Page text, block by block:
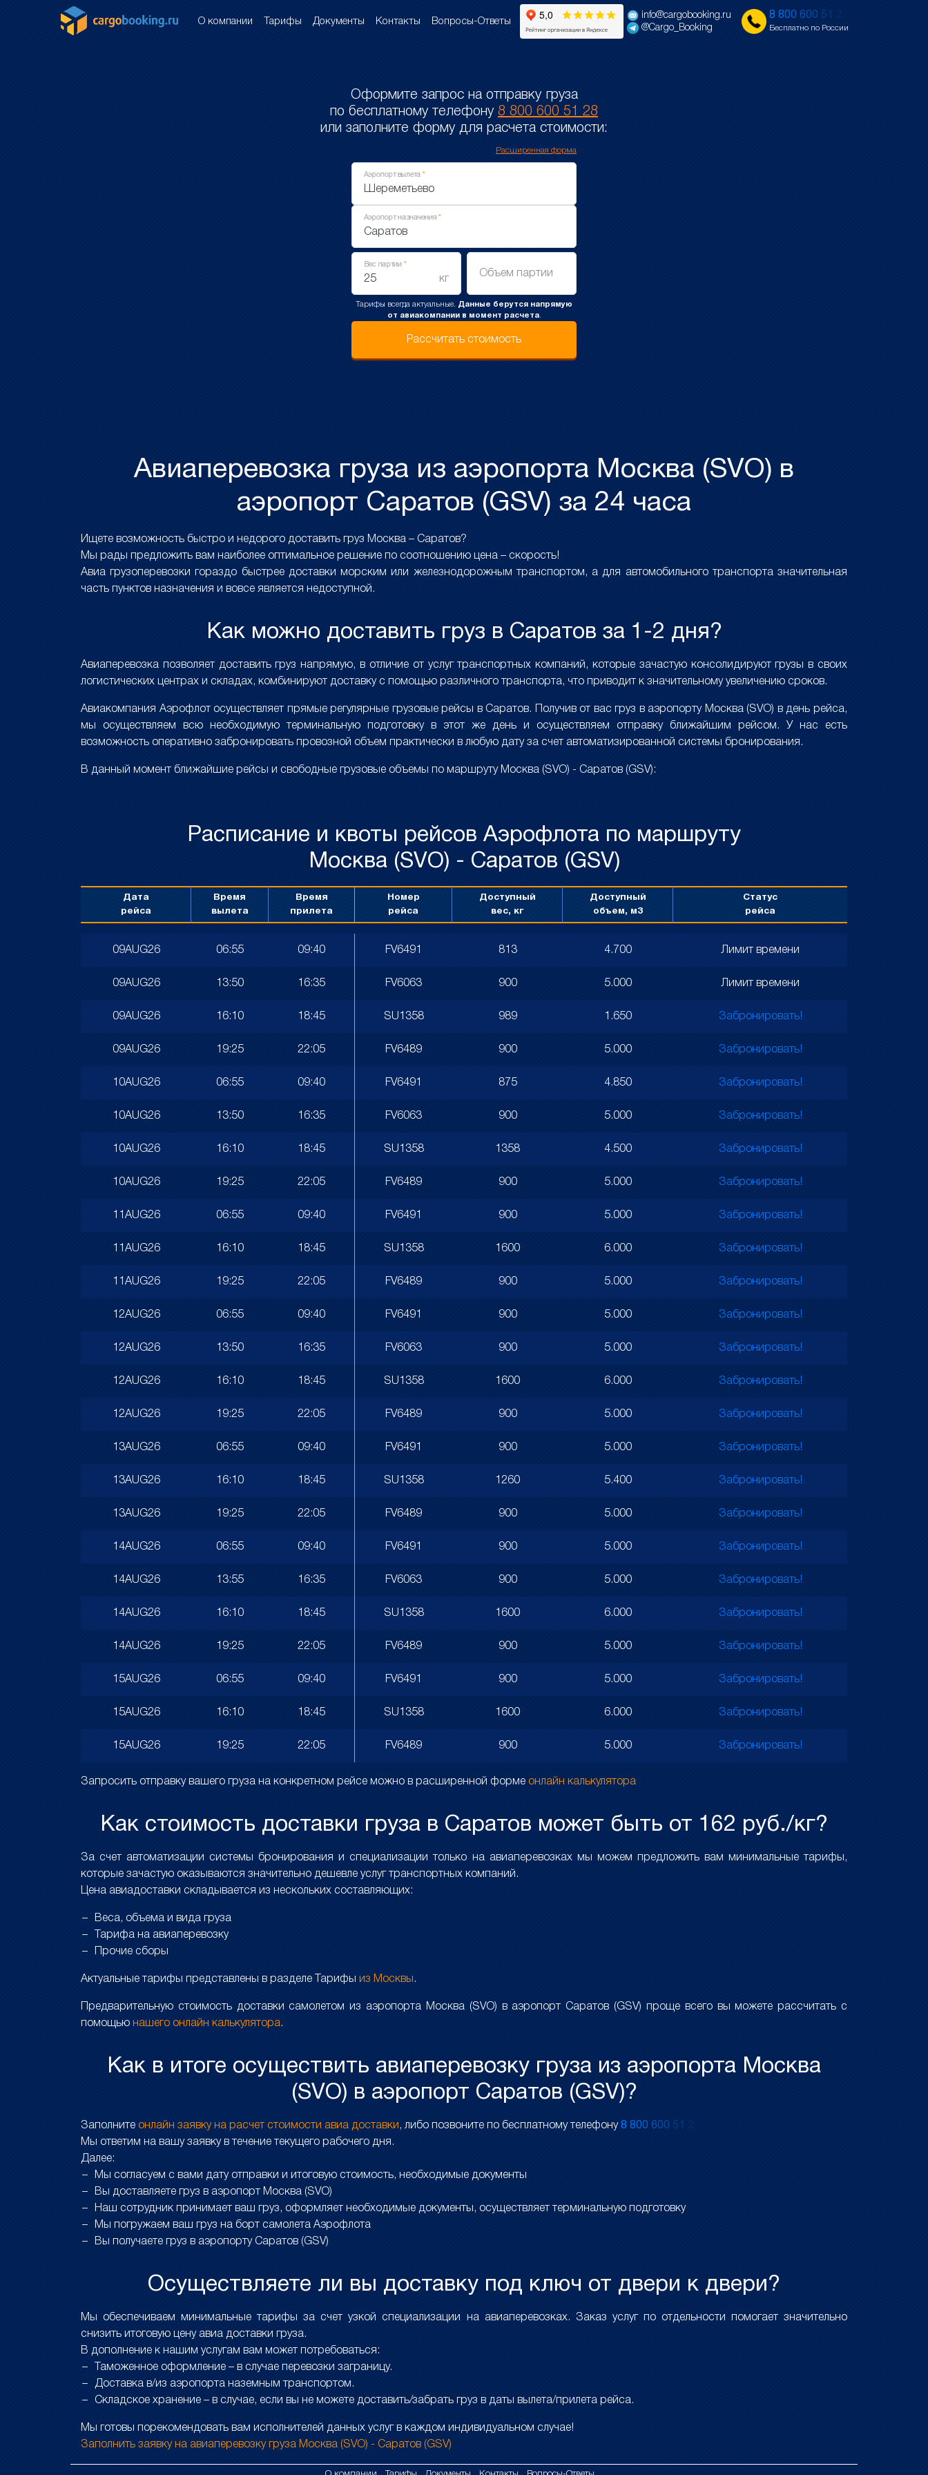
О компании Тарифы Документы Контакты Вопросы-Ответы
info@cargobooking.ru
@Cargo_Booking
8 800 600 5 1 2
Бесплатно по России
Оформите запрос на отправку груза
по бесплатному телефону 8 800 600 51 28
или заполните форму для расчета стоимости:
Расширенная форма
Аэропорт вылета
Аэропорт назначения
Вес партии
кг
Объем партии
Тарифы всегда актуальные. Данные берутся напрямую
от авиакомпании в момент расчета.
Рассчитать стоимость
Авиаперевозка груза из аэропорта Москва (SVO) в
аэропорт Саратов (GSV) за 24 часа
Ищете возможность быстро и недорого доставить груз Москва – Саратов?
Мы рады предложить вам наиболее оптимальное решение по соотношению цена – скорость!
Авиа грузоперевозки гораздо быстрее доставки морским или железнодорожным транспортом, а для автомобильного транспорта значительная
часть пунктов назначения и вовсе является недоступной.
Как можно доставить груз в Саратов за 1-2 дня?
Авиаперевозка позволяет доставить груз напрямую, в отличие от услуг транспортных компаний, которые зачастую консолидируют грузы в своих
логистических центрах и складах, комбинируют доставку с помощью различного транспорта, что приводит к значительному увеличению сроков.
Авиакомпания Аэрофлот осуществляет прямые регулярные грузовые рейсы в Саратов. Получив от вас груз в аэропорту Москва (SVO) в день рейса,
мы осуществляем всю необходимую терминальную подготовку в этот же день и осуществляем отправку ближайшим рейсом. У нас есть
возможность оперативно забронировать провозной объем практически в любую дату за счет автоматизированной системы бронирования.
В данный момент ближайшие рейсы и свободные грузовые объемы по маршруту Москва (SVO) - Саратов (GSV):
Расписание и квоты рейсов Аэрофлота по маршруту
Москва (SVO) - Саратов (GSV)
Дата
рейса
Время
вылета
Время
прилета
Номер
рейса
Доступный
вес, кг
Доступный
объем, м3
Статус
рейса
09AUG26 06:55 09:40 FV6491 813 4.700 Лимит времени
09AUG26 13:50 16:35 FV6063 900 5.000 Лимит времени
09AUG26 16:10 18:45 SU1358 989 1.650 Забронировать!
09AUG26 19:25 22:05 FV6489 900 5.000 Забронировать!
10AUG26 06:55 09:40 FV6491 875 4.850 Забронировать!
10AUG26 13:50 16:35 FV6063 900 5.000 Забронировать!
10AUG26 16:10 18:45 SU1358 1358 4.500 Забронировать!
10AUG26 19:25 22:05 FV6489 900 5.000 Забронировать!
11AUG26 06:55 09:40 FV6491 900 5.000 Забронировать!
11AUG26 16:10 18:45 SU1358 1600 6.000 Забронировать!
11AUG26 19:25 22:05 FV6489 900 5.000 Забронировать!
12AUG26 06:55 09:40 FV6491 900 5.000 Забронировать!
12AUG26 13:50 16:35 FV6063 900 5.000 Забронировать!
12AUG26 16:10 18:45 SU1358 1600 6.000 Забронировать!
12AUG26 19:25 22:05 FV6489 900 5.000 Забронировать!
13AUG26 06:55 09:40 FV6491 900 5.000 Забронировать!
13AUG26 16:10 18:45 SU1358 1260 5.400 Забронировать!
13AUG26 19:25 22:05 FV6489 900 5.000 Забронировать!
14AUG26 06:55 09:40 FV6491 900 5.000 Забронировать!
14AUG26 13:55 16:35 FV6063 900 5.000 Забронировать!
14AUG26 16:10 18:45 SU1358 1600 6.000 Забронировать!
14AUG26 19:25 22:05 FV6489 900 5.000 Забронировать!
15AUG26 06:55 09:40 FV6491 900 5.000 Забронировать!
15AUG26 16:10 18:45 SU1358 1600 6.000 Забронировать!
15AUG26 19:25 22:05 FV6489 900 5.000 Забронировать!
Запросить отправку вашего груза на конкретном рейсе можно в расширенной форме онлайн калькулятора
Как стоимость доставки груза в Саратов может быть от 162 руб./кг?
За счет автоматизации системы бронирования и специализации только на авиаперевозках мы можем предложить вам минимальные тарифы,
которые зачастую оказываются значительно дешевле услуг транспортных компаний.
Цена авиадоставки складывается из нескольких составляющих:
Веса, объема и вида груза
Тарифа на авиаперевозку
Прочие сборы
Актуальные тарифы представлены в разделе Тарифы из Москвы .
Предварительную стоимость доставки самолетом из аэропорта Москва (SVO) в аэропорт Саратов (GSV) проще всего вы можете рассчитать с
помощью нашего онлайн калькулятора.
Как в итоге осуществить авиаперевозку груза из аэропорта Москва
(SVO) в аэропорт Саратов (GSV)?
Заполните онлайн заявку на расчет стоимости авиа доставки , либо позвоните по бесплатному телефону 8 800 600 5 1
2
Мы ответим на вашу заявку в течение текущего рабочего дня.
Далее:
Мы согласуем с вами дату отправки и итоговую стоимость, необходимые документы
Вы доставляете груз в аэропорт Москва (SVO)
Наш сотрудник принимает ваш груз, оформляет необходимые документы, осуществляет терминальную подготовку
Мы погружаем ваш груз на борт самолета Аэрофлота
Вы получаете груз в аэропорту Саратов (GSV)
Осуществляете ли вы доставку под ключ от двери к двери?
Мы обеспечиваем минимальные тарифы за счет узкой специализации на авиаперевозках. Заказ услуг по отдельности помогает значительно
снизить итоговую цену авиа доставки груза.
В дополнение к нашим услугам вам может потребоваться:
Таможенное оформление – в случае перевозки заграницу.
Доставка в/из аэропорта наземным транспортом.
Складское хранение – в случае, если вы не можете доставить/забрать груз в даты вылета/прилета рейса.
Мы готовы порекомендовать вам исполнителей данных услуг в каждом индивидуальном случае!
Заполнить заявку на авиаперевозку груза Москва (SVO) - Саратов (GSV)